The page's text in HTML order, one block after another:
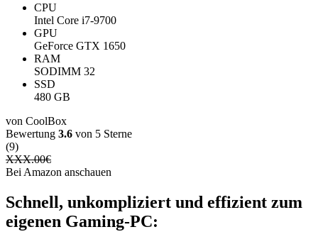
CPU
Intel Core i7-9700
GPU
GeForce GTX 1650
RAM
SODIMM 32
SSD
480 GB
von CoolBox
Bewertung 3.6 von 5 Sterne
(9)
XXX.00€
Bei Amazon anschauen
Schnell, unkompliziert und effizient zum
eigenen Gaming-PC: